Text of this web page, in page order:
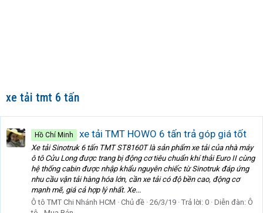
xe tải tmt 6 tấn
Hồ Chí Minh xe tải TMT HOWO 6 tấn trả góp giá tốt
Xe tải Sinotruk 6 tấn TMT ST8160T là sản phẩm xe tải của nhà máy
ô tô Cửu Long được trang bị động cơ tiêu chuẩn khí thải Euro II cùng
hệ thống cabin được nhập khẩu nguyên chiếc từ Sinotruk đáp ứng
nhu cầu vận tải hàng hóa lớn, cần xe tải có độ bền cao, động cơ
mạnh mẽ, giá cả hợp lý nhất. Xe...
Ô tô TMT Chi Nhánh HCM
Chủ đề 26/3/19 Trả lời: 0 Diễn đàn: Ô